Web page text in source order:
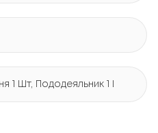
1 Шт, Пододеяльник 1 Шт